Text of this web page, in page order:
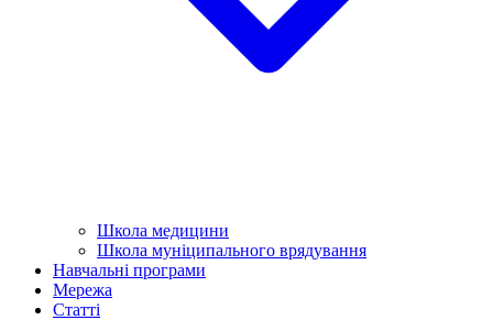
Школа медицини
Школа муніципального врядування
Навчальні програми
Мережа
Статті